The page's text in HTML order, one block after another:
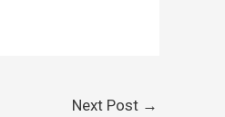
Next Post →